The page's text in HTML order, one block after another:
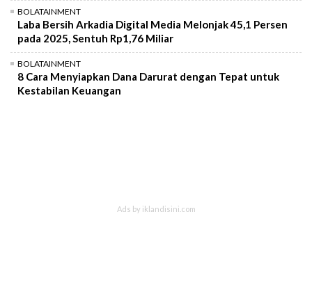
BOLATAINMENT
Laba Bersih Arkadia Digital Media Melonjak 45,1 Persen
pada 2025, Sentuh Rp1,76 Miliar
BOLATAINMENT
8 Cara Menyiapkan Dana Darurat dengan Tepat untuk
Kestabilan Keuangan